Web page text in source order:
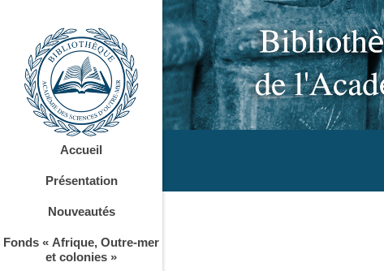
Accueil
Présentation
Nouveautés
Fonds « Afrique, Outre-mer
et colonies »